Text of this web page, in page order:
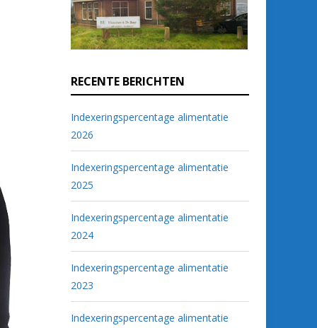
RECENTE BERICHTEN
Indexeringspercentage alimentatie
2026
Indexeringspercentage alimentatie
2025
Indexeringspercentage alimentatie
2024
Indexeringspercentage alimentatie
2023
Indexeringspercentage alimentatie